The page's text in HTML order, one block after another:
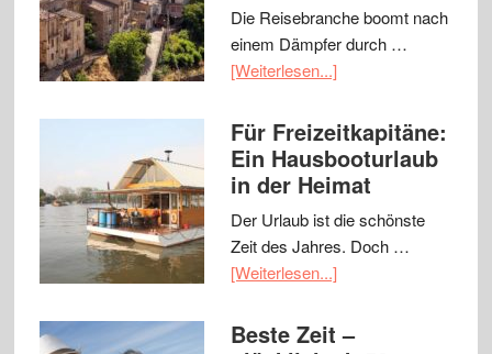
Die Reisebranche boomt nach
einem Dämpfer durch …
[Weiterlesen...]
Für Freizeitkapitäne:
Ein Hausbooturlaub
in der Heimat
Der Urlaub ist die schönste
Zeit des Jahres. Doch …
[Weiterlesen...]
Beste Zeit –